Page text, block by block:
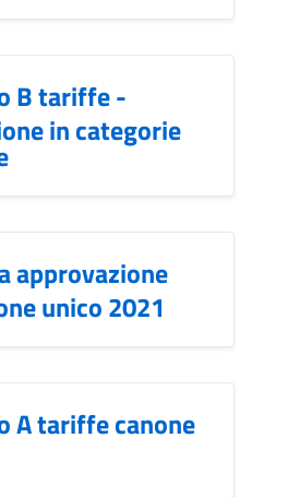
B tariffe -
in categorie
approvazione
unico 2021
A tariffe canone